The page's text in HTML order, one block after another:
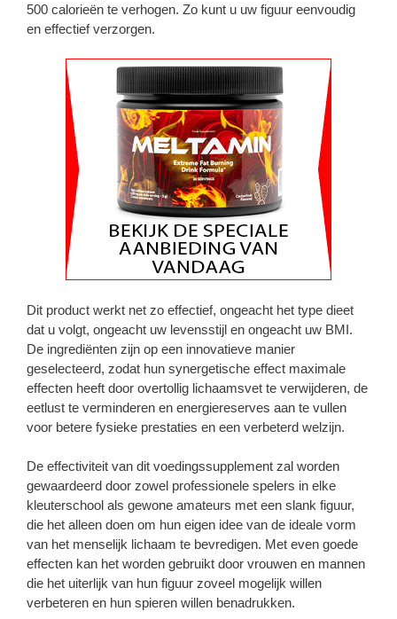
500 calorieën te verhogen. Zo kunt u uw figuur eenvoudig
en effectief verzorgen.
Dit product werkt net zo effectief, ongeacht het type dieet
dat u volgt, ongeacht uw levensstijl en ongeacht uw BMI.
De ingrediënten zijn op een innovatieve manier
geselecteerd, zodat hun synergetische effect maximale
effecten heeft door overtollig lichaamsvet te verwijderen, de
eetlust te verminderen en energiereserves aan te vullen
voor betere fysieke prestaties en een verbeterd welzijn.
De effectiviteit van dit voedingssupplement zal worden
gewaardeerd door zowel professionele spelers in elke
kleuterschool als gewone amateurs met een slank figuur,
die het alleen doen om hun eigen idee van de ideale vorm
van het menselijk lichaam te bevredigen. Met even goede
effecten kan het worden gebruikt door vrouwen en mannen
die het uiterlijk van hun figuur zoveel mogelijk willen
verbeteren en hun spieren willen benadrukken.